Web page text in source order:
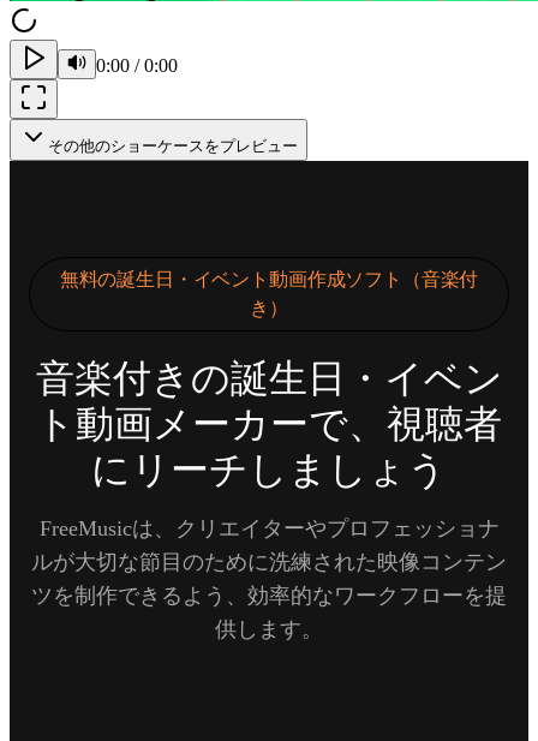
0:00 /0:00
その他のショーケースをプレビュー
無料の誕生日・イベント動画作成ソフト（音楽付
き）
音楽付きの誕生日・イベン
ト動画メーカーで、視聴者
にリーチしましょう
FreeMusicは、クリエイターやプロフェッショナ
ルが大切な節目のために洗練された映像コンテン
ツを制作できるよう、効率的なワークフローを提
供します。